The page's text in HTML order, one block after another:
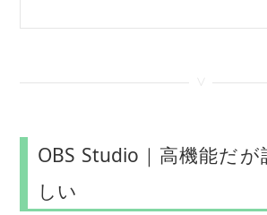
OBS Studio｜高機能だ
しい